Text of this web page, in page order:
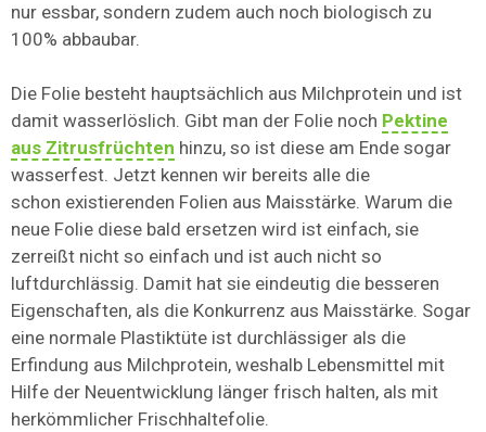
nur essbar, sondern zudem auch noch biologisch zu
100% abbaubar.
Die Folie besteht hauptsächlich aus Milchprotein und ist
damit wasserlöslich. Gibt man der Folie noch Pektine
aus Zitrusfrüchten hinzu, so ist diese am Ende sogar
wasserfest. Jetzt kennen wir bereits alle die
schon existierenden Folien aus Maisstärke. Warum die
neue Folie diese bald ersetzen wird ist einfach, sie
zerreißt nicht so einfach und ist auch nicht so
luftdurchlässig. Damit hat sie eindeutig die besseren
Eigenschaften, als die Konkurrenz aus Maisstärke. Sogar
eine normale Plastiktüte ist durchlässiger als die
Erfindung aus Milchprotein, weshalb Lebensmittel mit
Hilfe der Neuentwicklung länger frisch halten, als mit
herkömmlicher Frischhaltefolie.